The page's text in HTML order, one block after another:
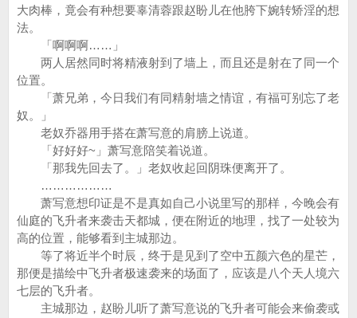
大肉棒，竟会有种想要辜清蓉跟赵盼儿在他胯下婉转矫淫的想
法。
「啊啊啊……」
两人居然同时将精液射到了墙上，而且还是射在了同一个
位置。
「萧兄弟，今日我们有同精射墙之情谊，有福可别忘了老
奴。」
老奴乔器用手搭在萧写意的肩膀上说道。
「好好好~」萧写意陪笑着说道。
「那我先回去了。」老奴收起回阴珠便离开了。
………………
萧写意想印证是不是真如自己小说里写的那样，今晚会有
仙庭的飞升者来袭击天都城，便在附近的地理，找了一处较为
高的位置，能够看到主城那边。
等了将近半个时辰，终于是见到了空中五颜六色的星芒，
那便是描绘中飞升者极速袭来的场面了，应该是八个天人境六
七层的飞升者。
主城那边，赵盼儿听了萧写意说的飞升者可能会来偷袭或